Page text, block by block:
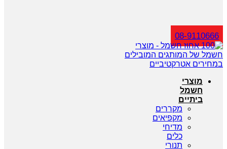
חיפוש
08-9110666
מוצרי
חשמל
ביתיים
מקררים
מקפיאים
מדיחי
כלים
תנורי